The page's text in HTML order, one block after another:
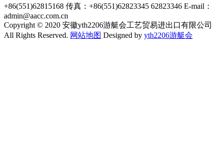
+86(551)62815168 传真：+86(551)62823345 62823346 E-mail：
admin@aacc.com.cn
Copyright © 2020 安徽yth2206游艇会工艺贸易进出口有限公司
All Rights Reserved. 网站地图 Designed by yth2206游艇会